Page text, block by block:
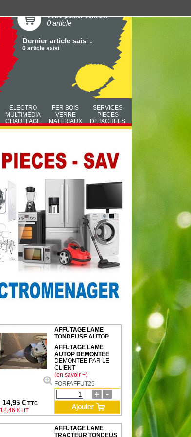
Votre paniercontient
0 article
Dernier article saisi :
0 article saisi
ELECTRO
MULTIMEDIA
CHAUFFAGE
FER BOIS
VERRE
MATERIAUX
SERVICES
PIECES
DETACHEES
14,95 € TTC
12,46 € HT
AFFUTAGE LAME
TONDEUSE AUTOP
AFFUTAGE LAME
AUTOP DEMONTEE
DEMONTEE PAR LE
CLIENT
(en savoir +)
FORFAFFUT25
AFFUTAGE LAME
TRACTEUR TONDEUS